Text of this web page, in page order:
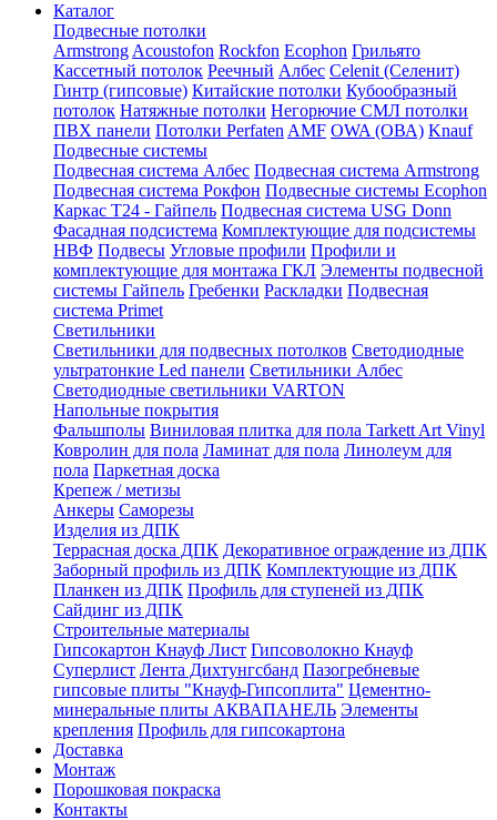
Каталог
Подвесные потолки
Armstrong Acoustofon Rockfon Ecophon Грильято
Кассетный потолок Реечный Албес Celenit (Селенит)
Гинтр (гипсовые) Китайские потолки Кубообразный
потолок Натяжные потолки Негорючие СМЛ потолки
ПВХ панели Потолки Perfaten AMF OWA (ОВА) Knauf
Подвесные системы
Подвесная система Албес Подвесная система Armstrong
Подвесная система Рокфон Подвесные системы Ecophon
Каркас Т24 - Гайпель Подвесная система USG Donn
Фасадная подсистема Комплектующие для подсистемы
НВФ Подвесы Угловые профили Профили и
комплектующие для монтажа ГКЛ Элементы подвесной
системы Гайпель Гребенки Раскладки Подвесная
система Primet
Светильники
Светильники для подвесных потолков Светодиодные
ультратонкие Led панели Светильники Албес
Светодиодные светильники VARTON
Напольные покрытия
Фальшполы Виниловая плитка для пола Tarkett Art Vinyl
Ковролин для пола Ламинат для пола Линолеум для
пола Паркетная доска
Крепеж / метизы
Анкеры Саморезы
Изделия из ДПК
Террасная доска ДПК Декоративное ограждение из ДПК
Заборный профиль из ДПК Комплектующие из ДПК
Планкен из ДПК Профиль для ступеней из ДПК
Сайдинг из ДПК
Строительные материалы
Гипсокартон Кнауф Лист Гипсоволокно Кнауф
Суперлист Лента Дихтунгсбанд Пазогребневые
гипсовые плиты "Кнауф-Гипсоплита" Цементно-
минеральные плиты АКВАПАНЕЛЬ Элементы
крепления Профиль для гипсокартона
Доставка
Монтаж
Порошковая покраска
Контакты